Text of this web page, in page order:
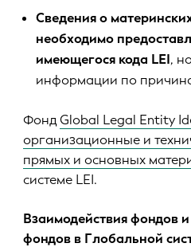
Сведения о
необходимо
имеющегося кода LEI,
информации по
ФондGlobal Legal Entity
организационные и
прямых и основных
системе LEI.
Взаимодействия фондов
фондов в Глобальной